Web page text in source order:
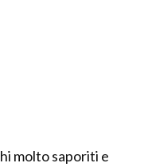
molto saporiti e